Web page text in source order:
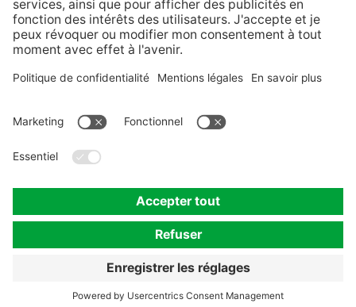
Nos valeurs et nos principes
Contact
Compliance
Avis relatif aux marques de commerce
© 2023-2026 K+S France S.A.S. Une société de K+S